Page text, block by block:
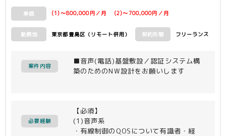
単価 (1)〜800,000円／月 (2)〜700,000円／月
勤務地 東京都豊島区（リモート併用） 契約形態 フリーランス
案件内容
■音声(電話)基盤敷設／認証システム構
築のためのNW設計をお願いします
必要経験
【必須】
(1)音声系
・有線制御のQOSについて有識者・経